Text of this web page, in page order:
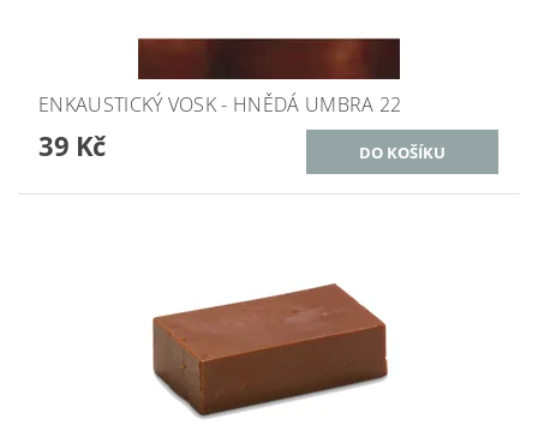
ENKAUSTICKÝ VOSK - HNĚDÁ UMBRA 22
39 Kč